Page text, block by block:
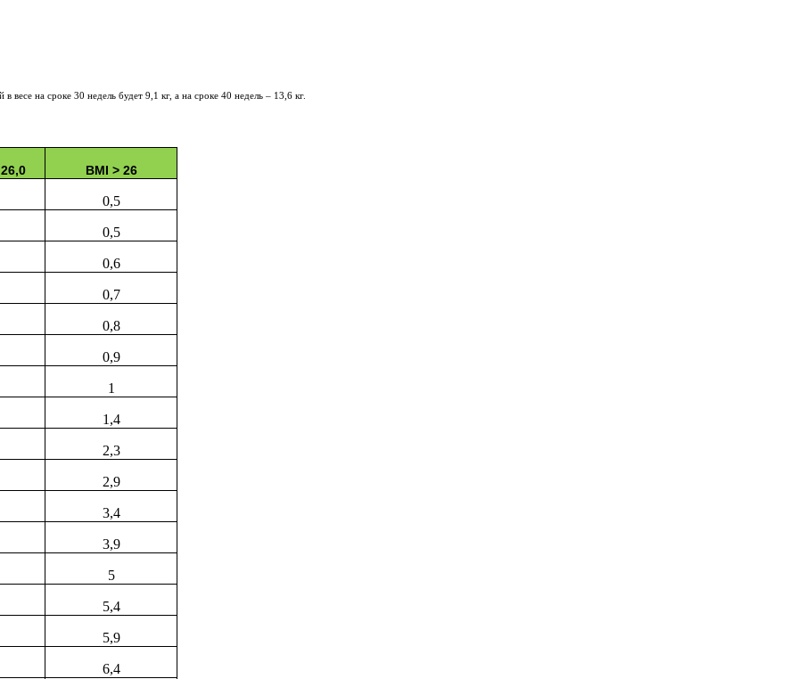
на сроке 30 недель будет 9,1 кг, а на сроке 40 недель – 13,6 кг.
BMI > 26
0,5
0,5
0,6
0,7
0,8
0,9
1
1,4
2,3
2,9
3,4
3,9
5
5,4
5,9
6,4